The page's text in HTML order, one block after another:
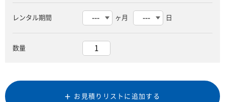
レンタル期間 ヶ月 日
数量
お見積りリストに追加する